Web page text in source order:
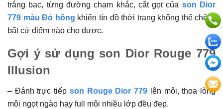
trắng bạc, từng đường chạm khắc, cắt gọt của son Dior
779 màu Đỏ hồng khiến tín đồ thời trang không thể chê ở
bất cứ điểm nào cho được.
Gợi ý sử dụng son Dior Rouge 779
Illusion
– Đánh trực tiếp son Rouge Dior 779 lên môi, thoa lòng
môi ngọt ngào hay full môi nhiều lớp đều đẹp.